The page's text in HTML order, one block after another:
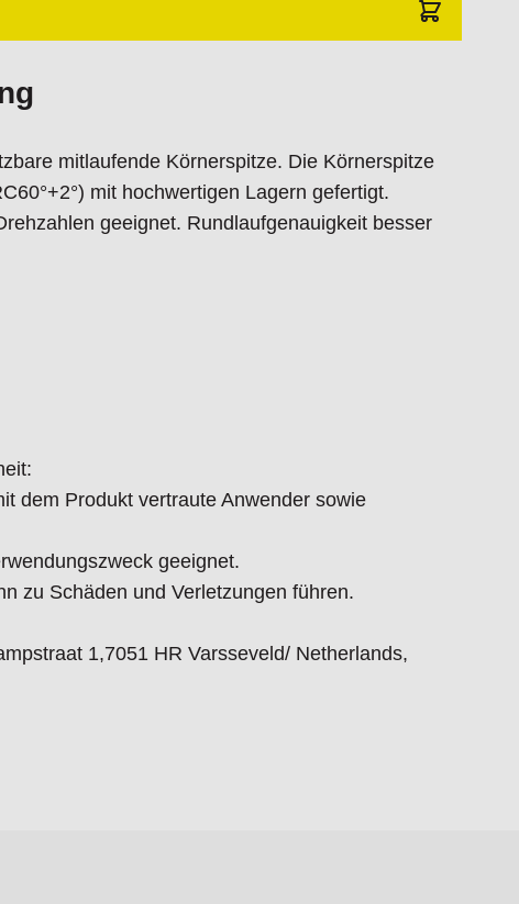
mitlaufende Körnerspitze. Die Körnerspitze
mit hochwertigen Lagern gefertigt.
geeignet. Rundlaufgenauigkeit besser
dem Produkt vertraute Anwender sowie
geeignet.
zu Schäden und Verletzungen führen.
1,7051 HR Varsseveld/ Netherlands,